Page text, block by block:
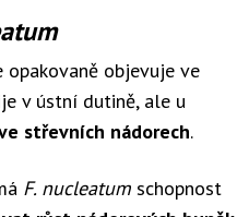
opakovaně objevuje ve
v ústní dutině, ale u
střevních nádorech.
F. nucleatum schopnost